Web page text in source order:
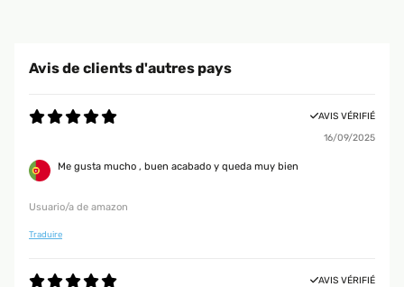
Avis de clients d'autres pays
AVIS VÉRIFIÉ
16/09/2025
Me gusta mucho , buen acabado y queda muy bien
Usuario/a de amazon
Traduire
AVIS VÉRIFIÉ